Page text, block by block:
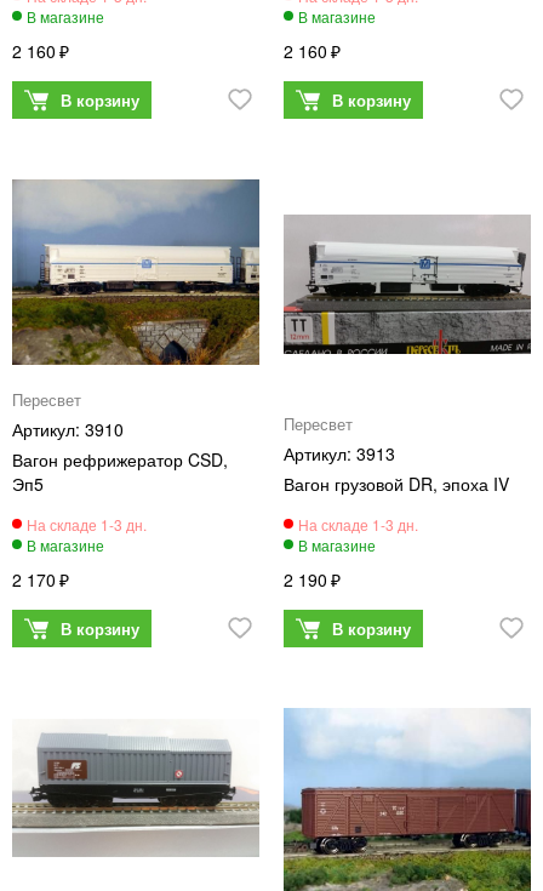
2 160 2 160
Пересвет
3910
Вагон рефрижератор CSD,
Эп5
2 170
Пересвет
3913
Вагон грузовой DR, эпоха IV
2 190